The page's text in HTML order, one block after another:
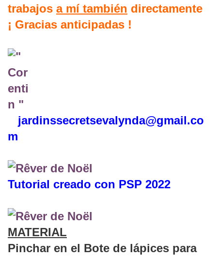
trabajos a mí también directamente
¡ Gracias anticipadas !
jardinssecretsevalynda@gmail.co
m
Tutorial creado con PSP 2022
MATERIAL
Pinchar en el Bote de lápices para